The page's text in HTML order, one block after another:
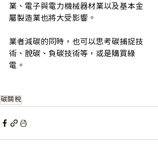
業、電子與電力機械器材業以及基本金
屬製造業也將大受影響。
業者減碳的同時，也可以思考碳捕捉技
術、脫碳、負碳技術等，或是購買綠
電。
碳關稅